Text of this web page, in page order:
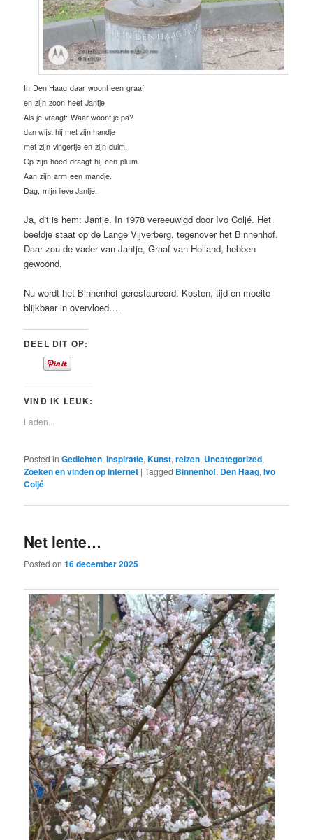
In Den Haag daar woont een graaf
en zijn zoon heet Jantje
Als je vraagt: Waar woont je pa?
dan wijst hij met zijn handje
met zijn vingertje en zijn duim.
Op zijn hoed draagt hij een pluim
Aan zijn arm een mandje.
Dag, mijn lieve Jantje.
Ja, dit is hem: Jantje. In 1978 vereeuwigd door Ivo Coljé. Het
beeldje staat op de Lange Vijverberg, tegenover het Binnenhof.
Daar zou de vader van Jantje, Graaf van Holland, hebben
gewoond.
Nu wordt het Binnenhof gerestaureerd. Kosten, tijd en moeite
blijkbaar in overvloed…..
DEEL DIT OP:
VIND IK LEUK:
Laden...
Posted in Gedichten,inspiratie,Kunst,reizen, Uncategorized,
Zoeken en vinden op internet |Tagged Binnenhof, Den Haag,Ivo
Coljé
Net lente…
Posted on16 december 2025